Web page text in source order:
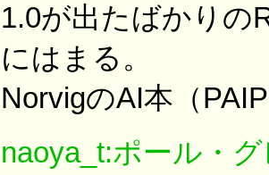
1.0が出たばかりの
にはまる。
NorvigのAI本（
naoya_t:ポール・